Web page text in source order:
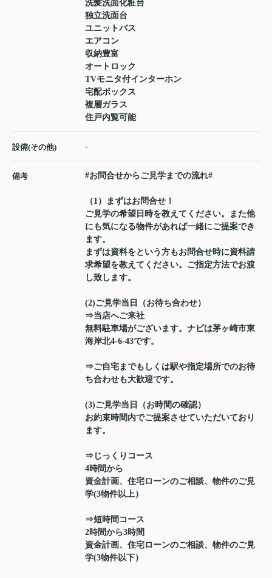
洗髪洗面化粧台
独立洗面台
ユニットバス
エアコン
収納豊富
オートロック
TVモニタ付インターホン
宅配ボックス
複層ガラス
住戸内覧可能
設備(その他) -
備考 #お問合せからご見学までの流れ#
（1）まずはお問合せ！
ご見学の希望日時を教えてください。また他
にも気になる物件があれば一緒にご提案でき
ます。
まずは資料をという方もお問合せ時に資料請
求希望を教えてください。ご指定方法でお渡
し致します。
(2)ご見学当日（お待ち合わせ）
⇒当店へご来社
無料駐車場がございます。ナビは茅ヶ崎市東
海岸北4-6-43です。
⇒ご自宅までもしくは駅や指定場所でのお待
ち合わせも大歓迎です。
(3)ご見学当日（お時間の確認）
お約束時間内でご提案させていただいており
ます。
⇒じっくりコース
4時間から
資金計画、住宅ローンのご相談、物件のご見
学(3物件以上）
⇒短時間コース
2時間から3時間
資金計画、住宅ローンのご相談、物件のご見
学(3物件以下）